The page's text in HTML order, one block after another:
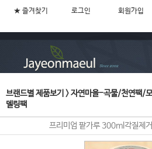
★ 즐겨찾기 로그인 회원가입
브랜드별 제품보기 >자연마을-곡물/천연팩/
델링팩
프리미엄 팥가루 300ml각질제